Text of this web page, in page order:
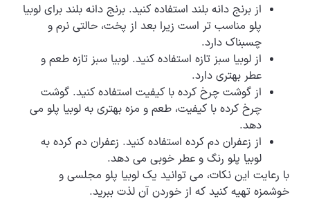
از برنج دانه بلند استفاده کنید. برنج دانه بلند برای لوبیا
پلو مناسب تر است زیرا بعد از پخت، حالتی نرم و
چسبناک دارد.
از لوبیا سبز تازه استفاده کنید. لوبیا سبز تازه طعم و
عطر بهتری دارد.
از گوشت چرخ کرده با کیفیت استفاده کنید. گوشت
چرخ کرده با کیفیت، طعم و مزه بهتری به لوبیا پلو می
دهد.
از زعفران دم کرده استفاده کنید. زعفران دم کرده به
لوبیا پلو رنگ و عطر خوبی می دهد.
با رعایت این نکات، می توانید یک لوبیا پلو مجلسی و
خوشمزه تهیه کنید که از خوردن آن لذت ببرید.